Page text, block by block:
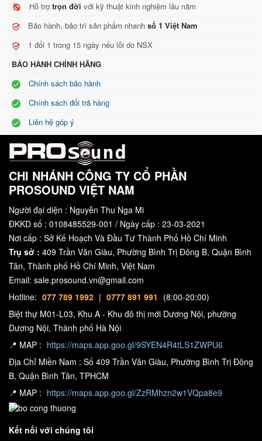
Hỗ trợtrọn đời với kỹ thuật kinh nghiệm lâu năm
Bảo hành, bảo trì sản phẩm nhanh số 1 Việt Nam
1 đổi 1 trong 15 ngày nếu lỗi do NSX
BẢO HÀNH CHÍNH HÃNG
Chính sách bảo hành
Chính sách đổi trả hàng
Liên hệ góp ý
CHI NHÁNH CÔNG TY CỔ PHẦN
PROSOUND VIỆT NAM
Người đại diện : Nguyễn Thu Nga Mi
ĐKKD số : 0108485529-001 / Ngày cấp : 23-03-2021
Nơi cấp : Sở Kế Hoạch Và Đầu Tư Thành Phố Hồ Chí Minh
Trụ sở : 409 Trần Văn Giàu, Phường Bình Trị Đông B, Quận Bình
Tân, Thành phố Hồ Chí Minh, Việt Nam
Email: sale.prosound.vn@gmail.com
Hotline: 077 789 1992 | 0777 891 991 (8:00-20:00)
Biệt thự M01-L03, Khu A - Khu đô thị mới Dương Nội, phường
Dương Nội, Thành phố Hà Nội
📍 MAP : https://maps.app.goo.gl/9SYEN4R4tLS1ZWPU6
Địa Chỉ Miền Nam : Số 409 Trần Văn Giàu, Phường Bình Trị Đông
B, Quận Bình Tân, TPHCM
📍 MAP : https://maps.app.goo.gl/ZzRMhzn2w1VQpa8e9
Kết nối với chúng tôi